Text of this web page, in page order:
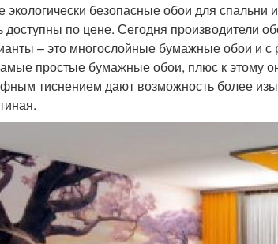
безопасные обои для
доступны по цене. Сегодня производители
– это многослойные бумажные обои и
простые бумажные обои, плюс к этому
тиснением дают возможность более